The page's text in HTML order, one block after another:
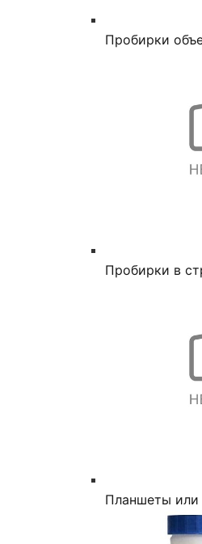
Пробирки
Пробирки в
Планшеты или